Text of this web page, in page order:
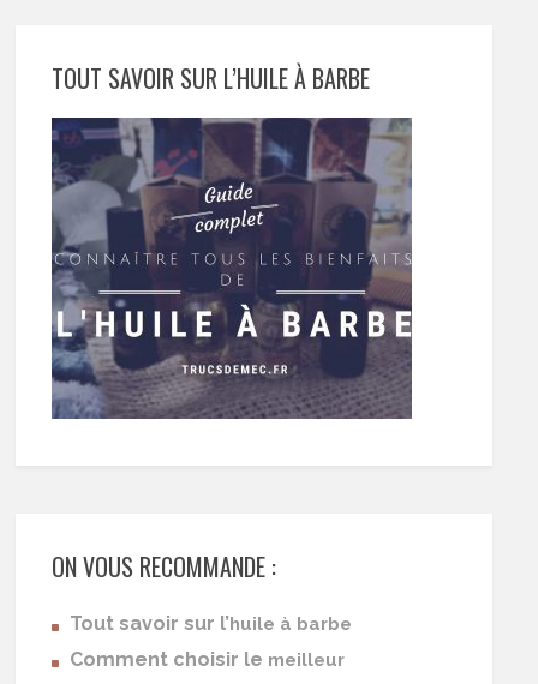
TOUT SAVOIR SUR L’HUILE À BARBE
ON VOUS RECOMMANDE :
Tout savoir sur l’ huile à barbe
Comment choisir le meilleur